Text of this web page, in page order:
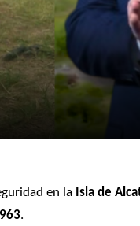
en la Isla de
.